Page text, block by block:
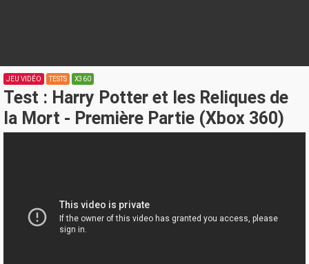
JEU VIDÉO TESTS X360
Test : Harry Potter et les Reliques de
la Mort - Première Partie (Xbox 360)